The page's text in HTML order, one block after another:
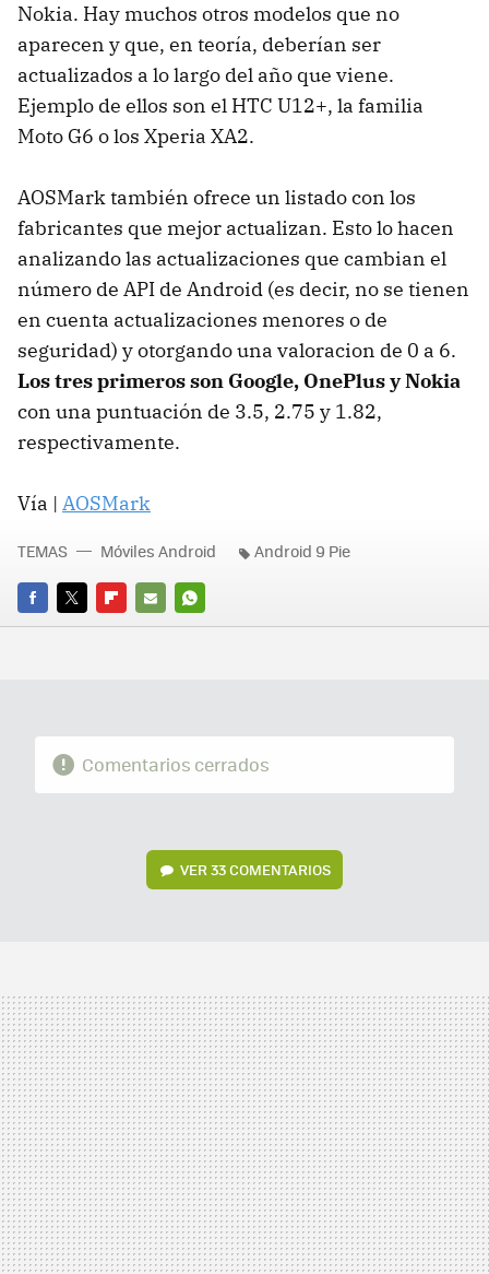
Nokia. Hay muchos otros modelos que no
aparecen y que, en teoría, deberían ser
actualizados a lo largo del año que viene.
Ejemplo de ellos son el HTC U12+, la familia
Moto G6 o los Xperia XA2.
AOSMark también ofrece un listado con los
fabricantes que mejor actualizan. Esto lo hacen
analizando las actualizaciones que cambian el
número de API de Android (es decir, no se tienen
en cuenta actualizaciones menores o de
seguridad) y otorgando una valoracion de 0 a 6.
Los tres primeros son Google, OnePlus y Nokia
con una puntuación de 3.5, 2.75 y 1.82,
respectivamente.
Vía | AOSMark
FACEBOOK
TWITTERFLIPBOARD
E-
WHATSAPP
TEMAS Móviles Android Android 9 Pie
Comentarios cerrados
VER 33 COMENTARIOS